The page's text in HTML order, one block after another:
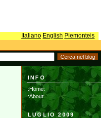
Italiano English Piemonteis
INFO
:Home:
:About:
LUGLIO 2009